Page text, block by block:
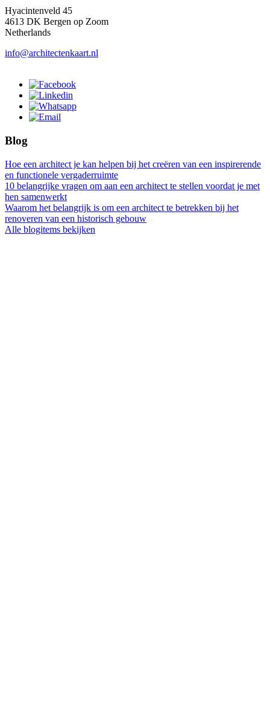
Hyacintenveld 45
4613 DK Bergen op Zoom
Netherlands
info@architectenkaart.nl
Blog
Hoe een architect je kan helpen bij het creëren van een inspirerende
en functionele vergaderruimte
10 belangrijke vragen om aan een architect te stellen voordat je met
hen samenwerkt
Waarom het belangrijk is om een architect te betrekken bij het
renoveren van een historisch gebouw
Alle blogitems bekijken